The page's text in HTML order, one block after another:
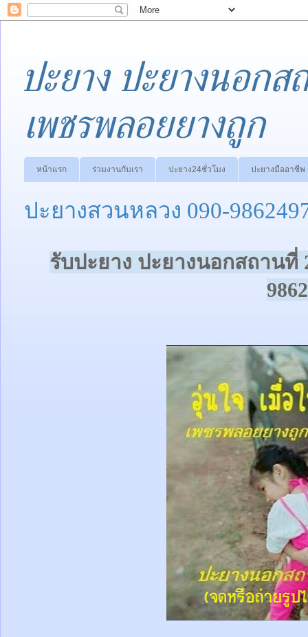
ปะยาง ปะยางนอก
เพชรพลอยยางถูก
หน้าแรก ร่วมงานกับเรา ปะยาง24ชั่วโมง ปะยางมืออาชีพ
ปะยางสวนหลวง 090-
รับปะยาง ปะยางนอกสถานที่